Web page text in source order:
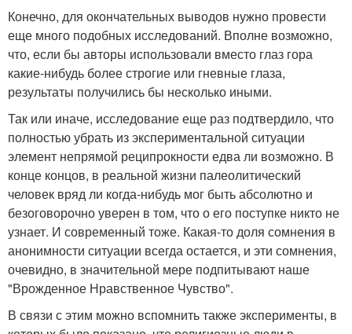
Конечно, для окончательных выводов нужно провести
еще много подобных исследований. Вполне возможно,
что, если бы авторы использовали вместо глаз гора
какие-нибудь более строгие или гневные глаза,
результаты получились бы несколько иными.
Так или иначе, исследование еще раз подтвердило, что
полностью убрать из экспериментальной ситуации
элемент непрямой реципрокности едва ли возможно. В
конце концов, в реальной жизни палеолитический
человек вряд ли когда-нибудь мог быть абсолютно и
безоговорочно уверен в том, что о его поступке никто не
узнает. И современный тоже. Какая-то доля сомнения в
анонимности ситуации всегда остается, и эти сомнения,
очевидно, в значительной мере подпитывают наше
"Врожденное Нравственное Чувство".
В связи с этим можно вспомнить также эксперименты, в